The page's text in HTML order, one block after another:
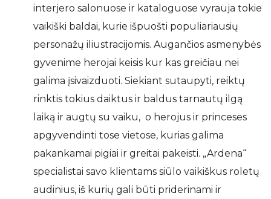
interjero salonuose ir kataloguose vyrauja tokie
vaikiški baldai, kurie išpuošti populiariausių
personažų iliustracijomis. Augančios asmenybės
gyvenime herojai keisis kur kas greičiau nei
galima įsivaizduoti. Siekiant sutaupyti, reiktų
rinktis tokius daiktus ir baldus tarnautų ilgą
laiką ir augtų su vaiku, o herojus ir princeses
apgyvendinti tose vietose, kurias galima
pakankamai pigiai ir greitai pakeisti. „Ardena“
specialistai savo klientams siūlo vaikiškus roletų
audinius, iš kurių gali būti priderinami ir